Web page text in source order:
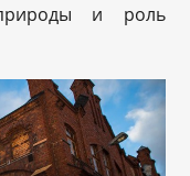
и роль